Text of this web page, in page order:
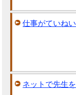
仕事がていね
ネットで先生